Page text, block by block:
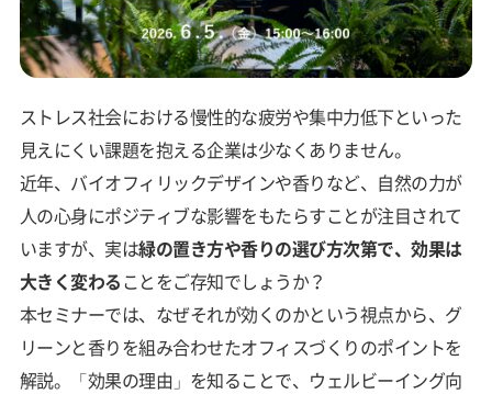
ストレス社会における慢性的な疲労や集中力低下といった
見えにくい課題を抱える企業は少なくありません。
近年、バイオフィリックデザインや香りなど、自然の力が
人の心身にポジティブな影響をもたらすことが注目されて
いますが、実は緑の置き方や香りの選び方次第で、効果は
大きく変わることをご存知でしょうか？
本セミナーでは、なぜそれが効くのかという視点から、グ
リーンと香りを組み合わせたオフィスづくりのポイントを
解説。「効果の理由」を知ることで、ウェルビーイング向